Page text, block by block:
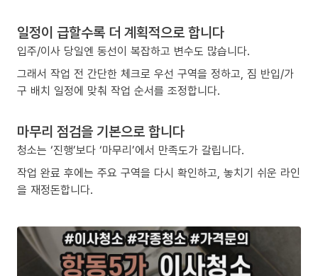
일정이 급할수록 더 계획적으로 합니다
입주/이사 당일엔 동선이 복잡하고 변수도 많습니다.
그래서 작업 전 간단한 체크로 우선 구역을 정하고, 짐 반입/가
구 배치 일정에 맞춰 작업 순서를 조정합니다.
마무리 점검을 기본으로 합니다
청소는 ‘진행’보다 ‘마무리’에서 만족도가 갈립니다.
작업 완료 후에는 주요 구역을 다시 확인하고, 놓치기 쉬운 라인
을 재정돈합니다.